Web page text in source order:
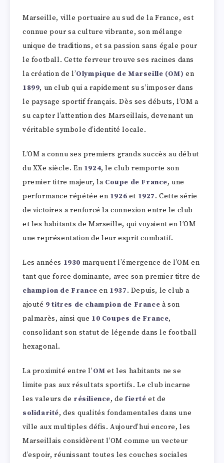
Marseille, ville portuaire au sud de la France, est
connue pour sa culture vibrante, son mélange
unique de traditions, et sa passion sans égale pour
le football. Cette ferveur trouve ses racines dans
la création de l’Olympique de Marseille (OM) en
1899, un club qui a rapidement su s’imposer dans
le paysage sportif français. Dès ses débuts, l’OM a
su capter l’attention des Marseillais, devenant un
véritable symbole d’identité locale.
L’OM a connu ses premiers grands succès au début
du XXe siècle. En 1924, le club remporte son
premier titre majeur, la Coupe de France, une
performance répétée en 1926 et 1927. Cette série
de victoires a renforcé la connexion entre le club
et les habitants de Marseille, qui voyaient en l’OM
une représentation de leur esprit combatif.
Les années 1930 marquent l’émergence de l’OM en
tant que force dominante, avec son premier titre de
champion de France en 1937. Depuis, le club a
ajouté 9 titres de champion de France à son
palmarès, ainsi que 10 Coupes de France,
consolidant son statut de légende dans le football
hexagonal.
La proximité entre l’OM et les habitants ne se
limite pas aux résultats sportifs. Le club incarne
les valeurs de résilience, de fierté et de
solidarité, des qualités fondamentales dans une
ville aux multiples défis. Aujourd’hui encore, les
Marseillais considèrent l’OM comme un vecteur
d’espoir, réunissant toutes les couches sociales